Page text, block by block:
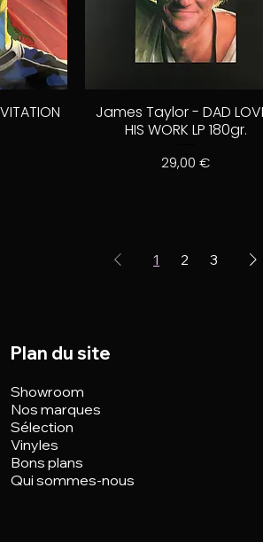
James Taylor - DAD
HIS WORK LP 180gr.
Prix
29,00 €
1 2 3
Plan du site
Showroom
Nos marques
Sélection
Vinyles
Bons plans
Qui sommes-nous